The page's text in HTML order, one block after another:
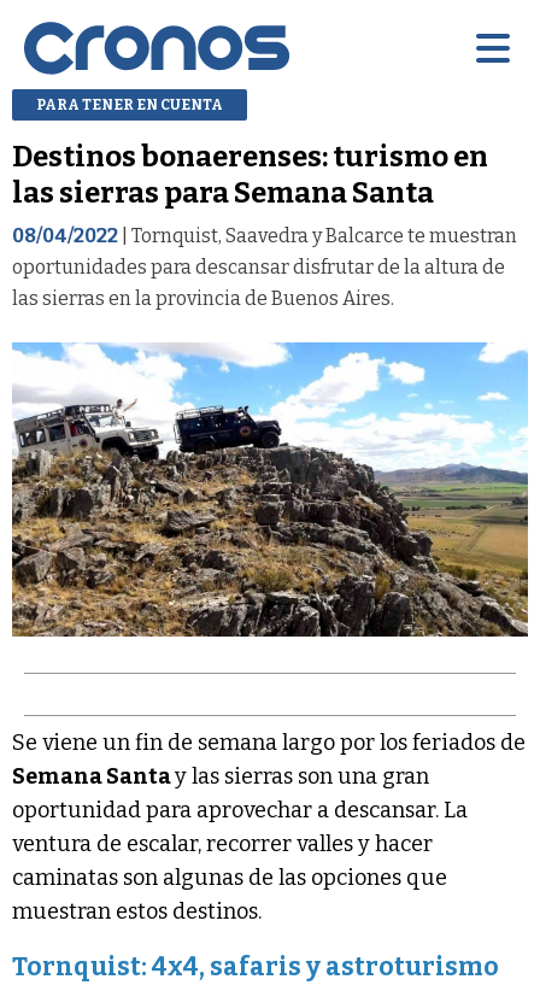
PARA TENER EN CUENTA
Destinos bonaerenses: turismo en
las sierras para Semana Santa
08/04/2022 | Tornquist, Saavedra y Balcarce te muestran
oportunidades para descansar disfrutar de la altura de
las sierras en la provincia de Buenos Aires.
Se viene un fin de semana largo por los feriados de
Semana Santay las sierras son una gran
oportunidad para aprovechar a descansar. La
ventura de escalar, recorrer valles y hacer
caminatas son algunas de las opciones que
muestran estos destinos.
Tornquist: 4x4, safaris y astroturismo